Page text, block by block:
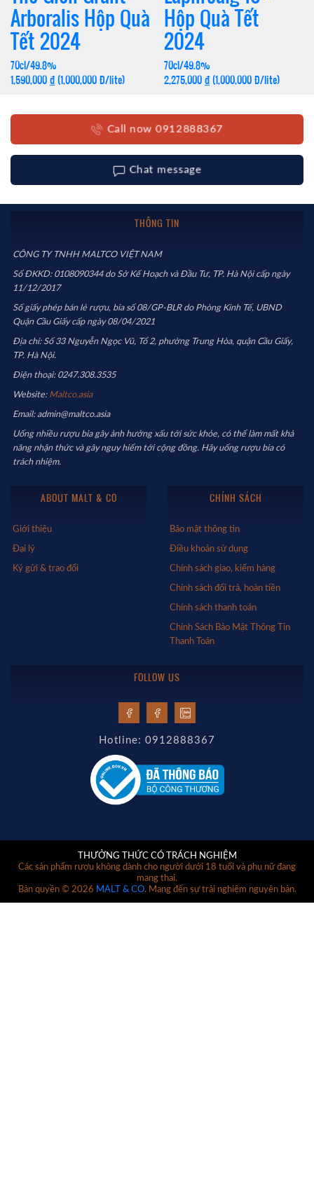
Arboralis Hộp Quà
Tết 2024
70cl/49.8%
1,590,000 đ (1,000,000 Đ/lite)
Hộp Quà Tết
2024
70cl/49.8%
2,275,000 đ (1,000,000 Đ/lite)
Call now 0912888367
Chat message
THÔNG TIN
CÔNG TY TNHH MALTCO VIỆT NAM
Số ĐKKD: 0108090344 do Sở Kế Hoạch và Đầu Tư, TP. Hà Nội cấp ngày
11/12/2017
Số giấy phép bán lẻ rượu, bia số 08/GP-BLR do Phòng Kinh Tế, UBND
Quận Cầu Giấy cấp ngày 08/04/2021
Địa chỉ: Số 33 Nguyễn Ngọc Vũ, Tổ 2, phường Trung Hòa, quận Cầu Giấy,
TP. Hà Nội.
Điện thoại: 0247.308.3535
Website: Maltco.asia
Email: admin@maltco.asia
Uống nhiều rượu bia gây ảnh hưởng xấu tới sức khỏe, có thể làm mất khả
năng nhận thức và gây nguy hiểm tới cộng đồng. Hãy uống rượu bia có
trách nhiệm.
ABOUT MALT & CO
Giới thiệu
Đại lý
Ký gửi & trao đổi
CHÍNH SÁCH
Bảo mật thông tin
Điều khoản sử dụng
Chính sách giao, kiểm hàng
Chính sách đổi trả, hoàn tiền
Chính sách thanh toán
Chính Sách Bảo Mật Thông Tin
Thanh Toán
FOLLOW US
Hotline: 0912888367
THƯỞNG THỨC CÓ TRÁCH NGHIỆM
Các sản phẩm rượu không dành cho người dưới 18 tuổi và phụ nữ đang
mang thai.
Bản quyền © 2026 MALT & CO. Mang đến sự trải nghiệm nguyên bản.